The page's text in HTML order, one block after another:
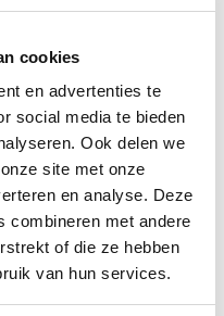
cookies
en advertenties te
social media te bieden
Ook delen we
site met onze
en analyse. Deze
combineren met andere
of die ze hebben
van hun services.
Winterstop - 2" - 55/65